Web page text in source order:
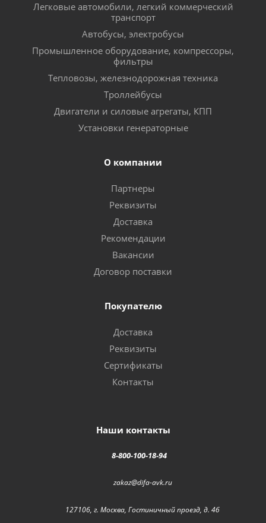
Легковые автомобили, легкий коммерческий
транспорт
Автобусы, электробусы
Промышленное оборудование, компрессоры,
фильтры
Тепловозы, железнодорожная техника
Троллейбусы
Двигатели и силовые агрегаты, КПП
Установки генераторные
О компании
Партнеры
Реквизиты
Доставка
Рекомендации
Вакансии
Договор поставки
Покупателю
Доставка
Реквизиты
Сертификаты
Контакты
Наши контакты
8-800-100-18-94
zakaz@difa-avk.ru
127106, г. Москва, Гостиничный проезд, д. 4б